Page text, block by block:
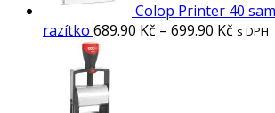
Colop Printer 40
razítko 689.90 Kč – 699.90 Kč s DPH